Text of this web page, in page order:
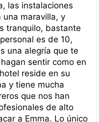
las instalaciones
una maravilla, y
tranquilo, bastante
es de 10,
una alegría que te
sentir como en
reside en su
y tiene mucha
que nos han
de alto
a Emma. Lo único